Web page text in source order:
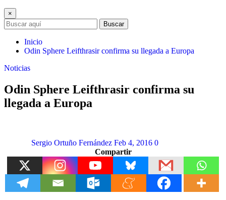
×
Buscar
Inicio
Odin Sphere Leifthrasir confirma su llegada a Europa
Noticias
Odin Sphere Leifthrasir confirma su
llegada a Europa
Sergio Ortuño Fernández Feb 4, 2016 0
Compartir